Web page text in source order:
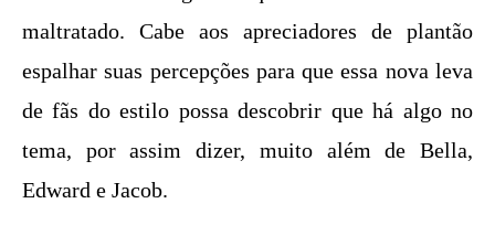
maltratado. Cabe aos apreciadores de plantão
espalhar suas percepções para que essa nova leva
de fãs do estilo possa descobrir que há algo no
tema, por assim dizer, muito além de Bella,
Edward e Jacob.